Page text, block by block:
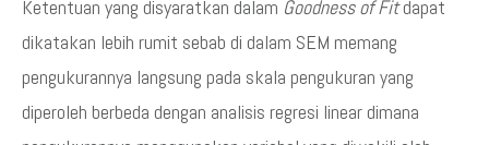
Ketentuan yang disyaratkan dalam Goodness of Fitdapat
dikatakan lebih rumit sebab di dalam SEM memang
pengukurannya langsung pada skala pengukuran yang
diperoleh berbeda dengan analisis regresi linear dimana